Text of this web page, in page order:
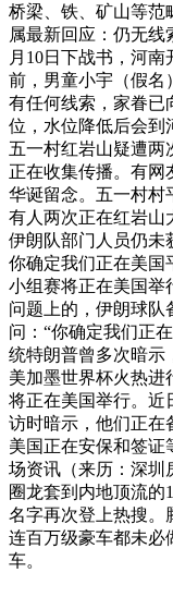
桥梁、铁、矿山等范
属最新回应：仍无线
月10日下战书，河
前，男童小宇（假名
有任何线索，家眷已
位，水位降低后会到
五一村红岩山疑遭两
正在收集传播。有网
华诞留念。五一村村
有人两次正在红岩山
伊朗队部门人员仍未
你确定我们正在美国
小组赛将正在美国举
问题上的，伊朗球队
问：“你确定我们正
统特朗普曾多次暗示
美加墨世界杯火热进
将正在美国举行。近
访时暗示，他们正在
美国正在安保和签证
场资讯（来历：深圳
圈龙套到内地顶流的
名字再次登上热搜。
连百万级豪车都未必
车。